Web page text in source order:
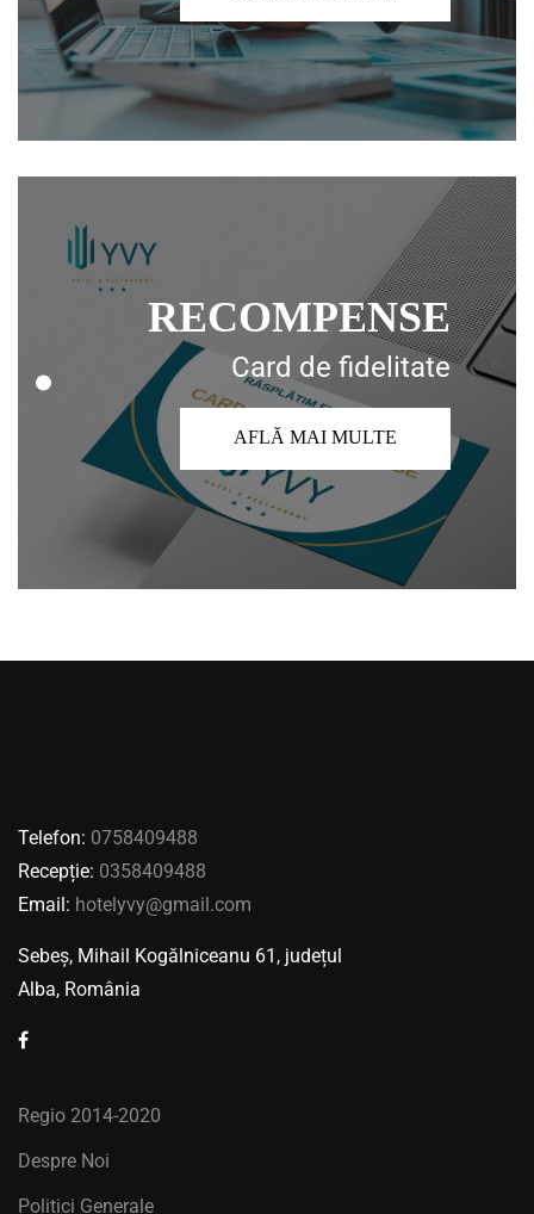
RECOMPENSE
Card de fidelitate
AFLĂ MAI MULTE
Telefon: 0758409488
Recepție: 0358409488
Email: hotelyvy@gmail.com
Sebeș, Mihail Kogălniceanu 61, județul
Alba, România
Regio 2014-2020
Despre Noi
Politici Generale